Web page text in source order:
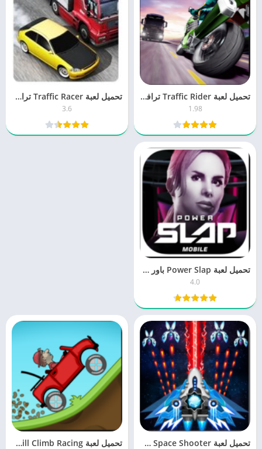
تحميل لعبة Traffic Rider ترافيك رايدر 1.9 للكمبيوتر والموبايل برابط مباشر
1.98
تحميل لعبة Traffic Racer ترافيك ريسر 3.6 مجانا برابط واحد مباشر
3.6
تحميل لعبة Power Slap باور سلاب 4.0 للكمبيوتر والموبايل برابط مباشر
4.0
تحميل لعبة Space Shooter سبيس شوتر 1.7 للكمبيوتر والجوال برابط مباشر تحميل لعبة Hill Climb Racing هيل كليمب ريسنج 1.60 برابط مباشر